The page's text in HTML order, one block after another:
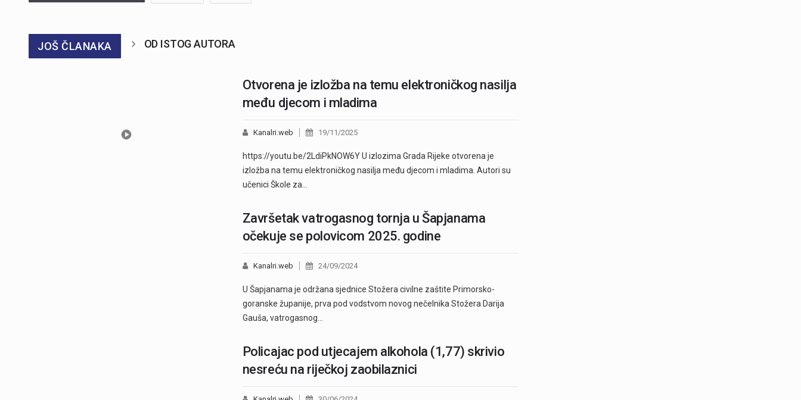
JOŠ ČLANAKA OD ISTOG AUTORA
Otvorena je izložba na temu elektroničkog nasilja
među djecom i mladima
Kanalri.web 19/11/2025
https://youtu.be/2LdiPkNOW6Y U izlozima Grada Rijeke otvorena je
izložba na temu elektroničkog nasilja među djecom i mladima. Autori su
učenici Škole za…
Završetak vatrogasnog tornja u Šapjanama
očekuje se polovicom 2025. godine
Kanalri.web 24/09/2024
U Šapjanama je održana sjednice Stožera civilne zaštite Primorsko-
goranske županije, prva pod vodstvom novog nečelnika Stožera Darija
Gauša, vatrogasnog…
Policajac pod utjecajem alkohola (1,77) skrivio
nesreću na riječkoj zaobilaznici